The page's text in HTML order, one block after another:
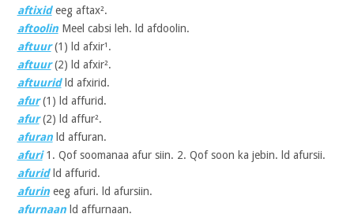
aftixideeg aftax².
aftoolinMeel cabsi leh. ld afdoolin.
aftuur(1) ld afxir¹.
aftuur(2) ld afxir².
aftuuridld afxirid.
afur(1) ld affurid.
afur(2) ld affur².
afuranld affuran.
afuri1. Qof soomanaa afur siin. 2. Qof soon ka jebin. ld afursii.
afuridld affurid.
afurineeg afuri. ld afursiin.
afurnaanld affurnaan.